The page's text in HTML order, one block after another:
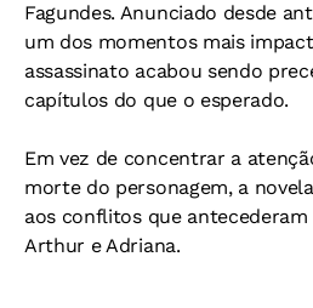
Fagundes. Anunciado desde
um dos momentos mais
assassinato acabou sendo
capítulos do que o esperado.
Em vez de concentrar a
morte do personagem, a
aos conflitos que
Arthur e Adriana.